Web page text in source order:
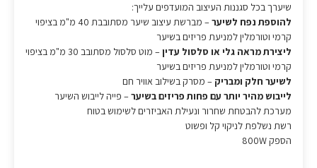
שיערך בכל סגננות העיצוב המועדפים עלייך:
להוספת נפח לשיער
– מברשת עיצוב שיער מסתובבת 40 מ"מ בציפוי
קרמי וטורמלין למניעת פריזים בשיער
ליצירת מראה גלי או סלסול עדין
– מוט סלסול מסתובב 30 מ"מ בציפוי
קרמי וטורמלין למניעת פריזים בשיער
לשיער חלק ומבריק – מסרק בשילוב אוויר חם
לייבוש מהיר יותר עם פחות פריזים בשיער– פייה לייבוש השיער
מערכת להבטחת שחרור ונעילת האביזרים לשימוש בטוח
רשת נשלפת לניקוי קל ופשוט
הספק 800W